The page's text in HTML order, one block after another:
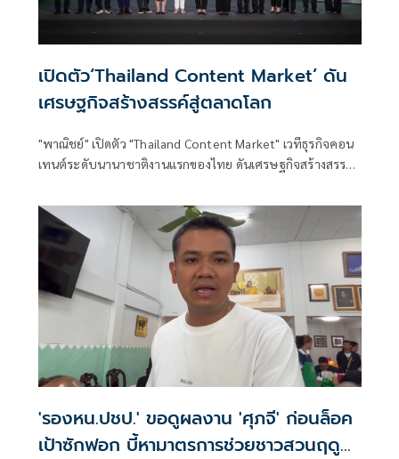
เปิดตัว‘Thailand Content Market’ ดัน
เศรษฐกิจสร้างสรรค์สู่ตลาดโลก
"พาณิชย์" เปิดตัว "Thailand Content Market" เวทีธุรกิจคอน
เทนต์ระดับนานาชาติงานแรกของไทย ดันเศรษฐกิจสร้างสรรค์
'รองหน.ปชป.' ขอดูผลงาน 'ศุภจี' ก่อนล็อค
เป้าซักฟอก บี้หามาตรการช่วยชาวสวนฤดู